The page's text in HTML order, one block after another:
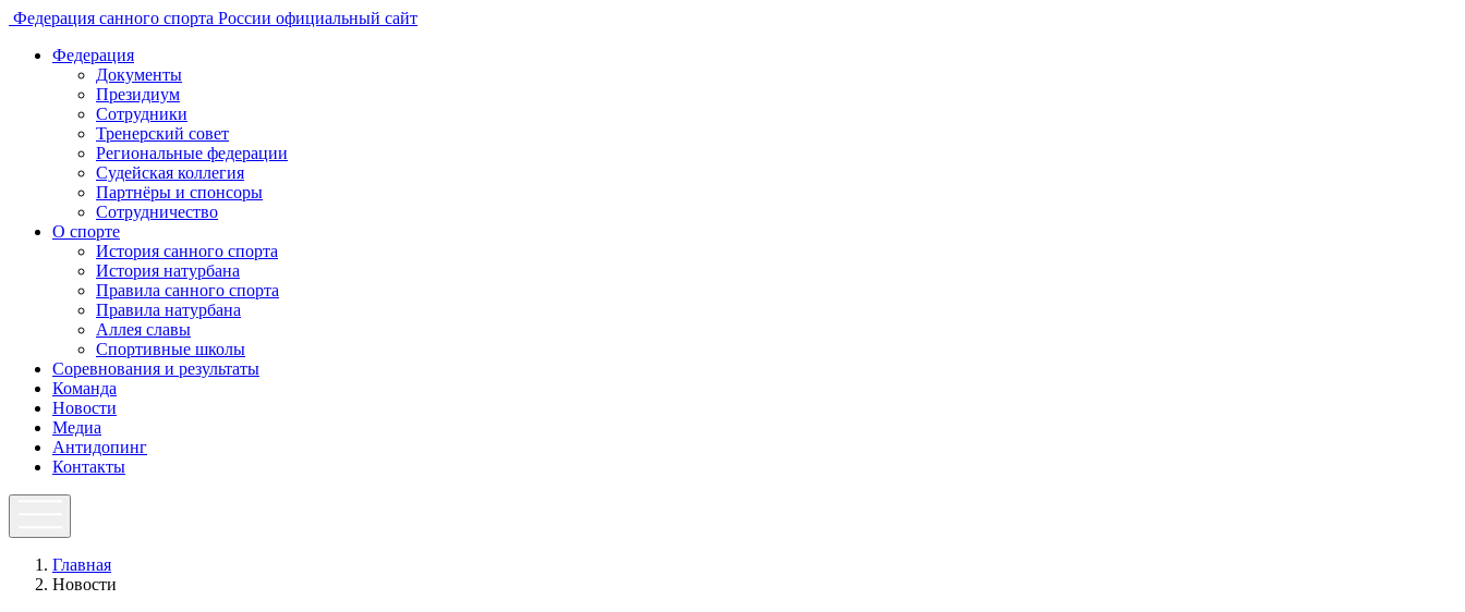
Федерация санного спорта России официальный сайт
Федерация
Документы
Президиум
Сотрудники
Тренерский совет
Региональные федерации
Судейская коллегия
Партнёры и спонсоры
Сотрудничество
О спорте
История санного спорта
История натурбана
Правила санного спорта
Правила натурбана
Аллея славы
Спортивные школы
Соревнования и результаты
Команда
Новости
Медиа
Антидопинг
Контакты
Главная
Новости